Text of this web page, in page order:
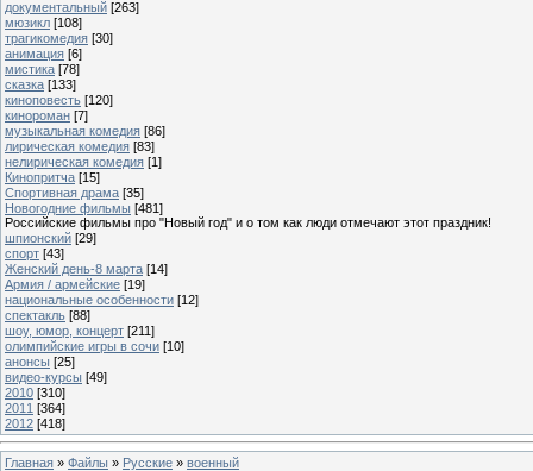
документальный [263]
мюзикл [108]
трагикомедия [30]
анимация [6]
мистика [78]
сказка [133]
киноповесть [120]
кинороман [7]
музыкальная комедия [86]
лирическая комедия [83]
нелирическая комедия [1]
Кинопритча [15]
Спортивная драма [35]
Новогодние фильмы [481]
Российские фильмы про "Новый год" и о том как люди отмечают этот праздник!
шпионский [29]
спорт [43]
Женский день-8 марта [14]
Армия / армейские [19]
национальные особенности [12]
спектакль [88]
шоу, юмор, концерт [211]
олимпийские игры в сочи [10]
анонсы [25]
видео-курсы [49]
2010 [310]
2011 [364]
2012 [418]
Главная » Файлы » Русские » военный